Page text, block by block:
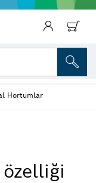
Hortumlar